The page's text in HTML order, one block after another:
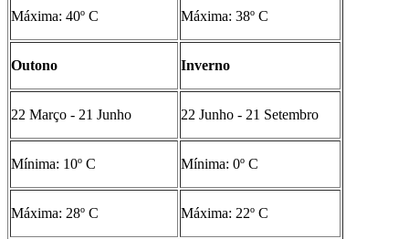
Máxima: 40º C Máxima: 38º C
Outono Inverno
22 Março - 21 Junho 22 Junho - 21 Setembro
Mínima: 10º C Mínima: 0º C
Máxima: 28º C Máxima: 22º C